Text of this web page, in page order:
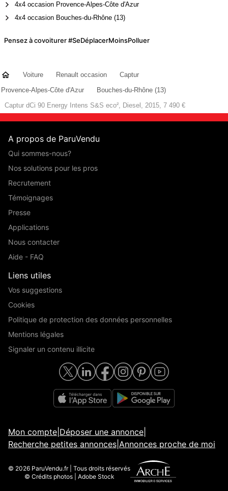
4x4 occasion Provence-Alpes-Côte d'Azur
4x4 occasion Bouches-du-Rhône (13)
Pensez à covoiturer #SeDéplacerMoinsPolluer
Voiture Renault occasion
Captur
Provence-Alpes-Côte d'Azur
Bouches-du-Rhône (13)
Captur dCi 90 Energy Intens S&S eco², Diesel, 2015, 7 490 €
A propos de ParuVendu
Qui sommes-nous?
Nos solutions pour les pros
Recrutement
Témoignages
Presse
Applications
Nous contacter
Aide - FAQ
Liens utiles
Vos suggestions
Cookies
Politique de protection des données personnelles
Mentions légales
Signaler un contenu illicite
Mon compte Déposer une annonce
Recherche petites annonces Annonces proche de moi
© 2026 ParuVendu.fr | Tous droits réservés
© Crédits photos | Adobe Stock